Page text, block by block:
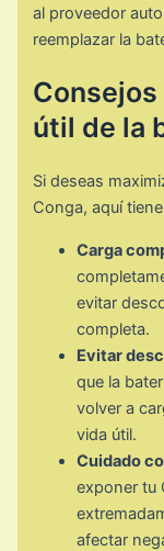
al proveedor
reemplazar la
útil de la
Si deseas
Conga, aquí
Carga
evitar
completa.
Evitar
que la
volver a
vida útil.
Cuidado
exponer tu
afectar